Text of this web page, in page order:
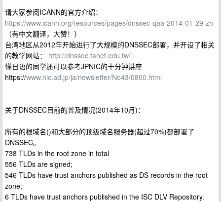
请大家参阅ICANN的官方介绍：
https://www.icann.org/resources/pages/dnssec-qaa-2014-01-29-zh
（有中文翻译，大赞！）
台湾地区从2012年开始进行了大规模的DNSSEC部署，并开设了相关
的教学网站： http://dnssec.tanet.edu.tw/
懂日语的同学还可以参考JPNIC的十分钟讲座
https://www.nic.ad.jp/ja/newsletter/No43/0800.html
关于DNSSEC目前的普及情况(2014年10月)：
所有的根域名()和大部分的顶级域名服务器(超过70%)都部署了
DNSSEC。
738 TLDs in the root zone in total
556 TLDs are signed;
546 TLDs have trust anchors published as DS records in the root
zone;
6 TLDs have trust anchors published in the ISC DLV Repository.